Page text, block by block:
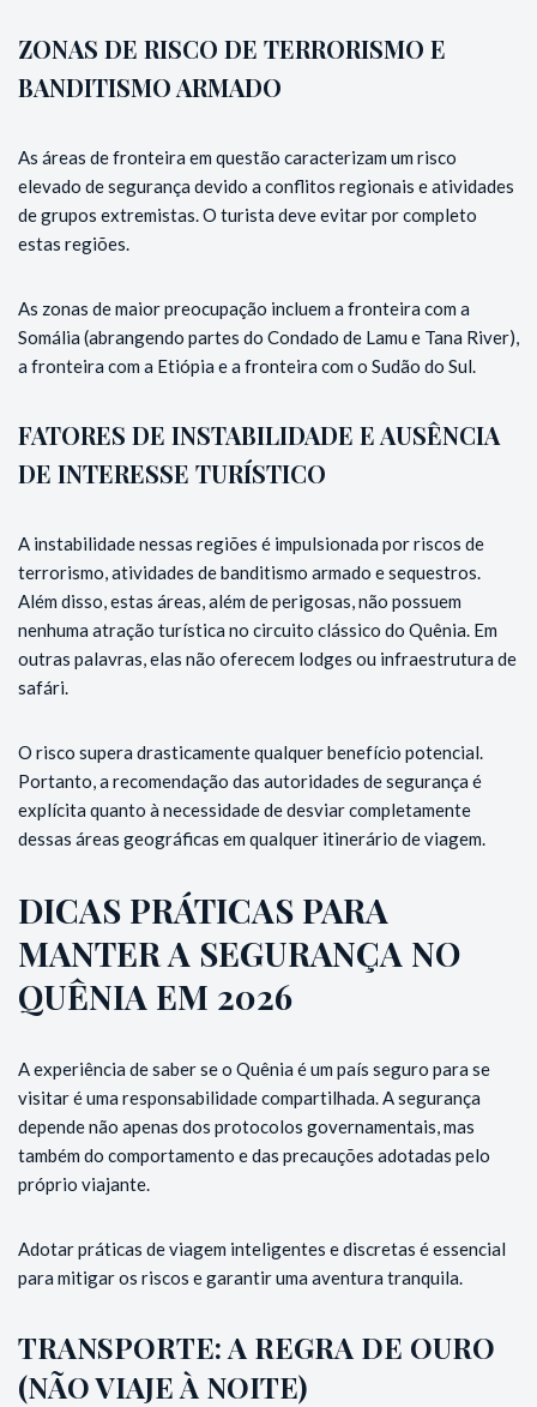
ZONAS DE RISCO DE TERRORISMO E
BANDITISMO ARMADO
As áreas de fronteira em questão caracterizam um risco
elevado de segurança devido a conflitos regionais e atividades
de grupos extremistas. O turista deve evitar por completo
estas regiões.
As zonas de maior preocupação incluem a fronteira com a
Somália (abrangendo partes do Condado de Lamu e Tana River),
a fronteira com a Etiópia e a fronteira com o Sudão do Sul.
FATORES DE INSTABILIDADE E AUSÊNCIA
DE INTERESSE TURÍSTICO
A instabilidade nessas regiões é impulsionada por riscos de
terrorismo, atividades de banditismo armado e sequestros.
Além disso, estas áreas, além de perigosas, não possuem
nenhuma atração turística no circuito clássico do Quênia. Em
outras palavras, elas não oferecem lodges ou infraestrutura de
safári.
O risco supera drasticamente qualquer benefício potencial.
Portanto, a recomendação das autoridades de segurança é
explícita quanto à necessidade de desviar completamente
dessas áreas geográficas em qualquer itinerário de viagem.
DICAS PRÁTICAS PARA
MANTER A SEGURANÇA NO
QUÊNIA EM 2026
A experiência de saber se o Quênia é um país seguro para se
visitar é uma responsabilidade compartilhada. A segurança
depende não apenas dos protocolos governamentais, mas
também do comportamento e das precauções adotadas pelo
próprio viajante.
Adotar práticas de viagem inteligentes e discretas é essencial
para mitigar os riscos e garantir uma aventura tranquila.
TRANSPORTE: A REGRA DE OURO
(NÃO VIAJE À NOITE)